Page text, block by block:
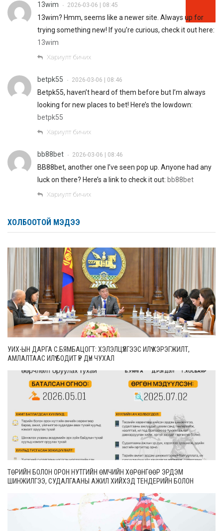
13wim • 2026-03-06 | 08:45
13wim? Hmm, seems like a newer site. Always up for
trying something new! If you’re curious, check it out here:
13wim
Хариулт бичих
betpk55 • 2026-03-06 | 08:46
Betpk55, haven’t heard of them before but I’m always
looking for new places to bet! Here’s the lowdown:
betpk55
Хариулт бичих
bb88bet • 2026-03-06 | 08:46
BB88bet, another one I’ve seen pop up. Anyone had any
luck on there? Here’s a link to check it out: bb88bet
Хариулт бичих
ХОЛБООТОЙ МЭДЭЭ
УИХ-ЫН ДАРГА С.БЯМБАЦОГТ: ХЭЛЭЛЦҮҮЛГЭЭС ИЛҮҮ ХЭРЭГЖИЛТ,
АМЛАЛТААС ИЛҮҮ БОДИТ ҮР ДҮН ЧУХАЛ
ТӨРИЙН БОЛОН ОРОН НУТГИЙН ӨМЧИЙН ХӨРӨНГӨӨР ЭРДЭМ
ШИНЖИЛГЭЭ, СУДАЛГААНЫ АЖИЛ ХИЙХЭД ТЕНДЕРИЙН БОЛОН